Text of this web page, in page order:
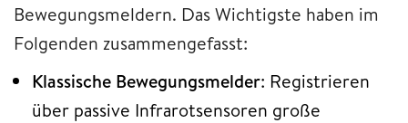
Bewegungsmeldern. Das Wichtigste haben im
Folgenden zusammengefasst:
Klassische Bewegungsmelder: Registrieren
über passive Infrarotsensoren große